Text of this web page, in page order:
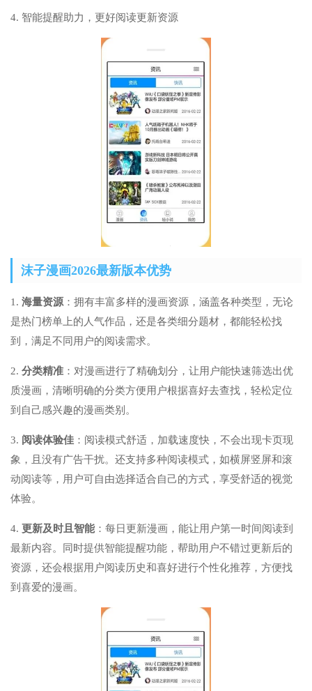
4. 智能提醒助力，更好阅读更新资源
沫子漫画2026最新版本优势
1. 海量资源 ：拥有丰富多样的漫画资源，涵盖各种类型，无论
是热门榜单上的人气作品，还是各类细分题材，都能轻松找
到，满足不同用户的阅读需求。
2. 分类精准 ：对漫画进行了精确划分，让用户能快速筛选出优
质漫画，清晰明确的分类方便用户根据喜好去查找，轻松定位
到自己感兴趣的漫画类别。
3. 阅读体验佳 ：阅读模式舒适，加载速度快，不会出现卡页现
象，且没有广告干扰。还支持多种阅读模式，如横屏竖屏和滚
动阅读等，用户可自由选择适合自己的方式，享受舒适的视觉
体验。
4. 更新及时且智能 ：每日更新漫画，能让用户第一时间阅读到
最新内容。同时提供智能提醒功能，帮助用户不错过更新后的
资源，还会根据用户阅读历史和喜好进行个性化推荐，方便找
到喜爱的漫画。